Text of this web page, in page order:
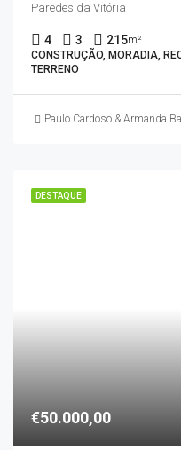
Paredes da Vitória
4 3 215m²
CONSTRUÇÃO, MORADIA,
TERRENO
Paulo Cardoso & Armanda
DESTAQUE
€50.000,00